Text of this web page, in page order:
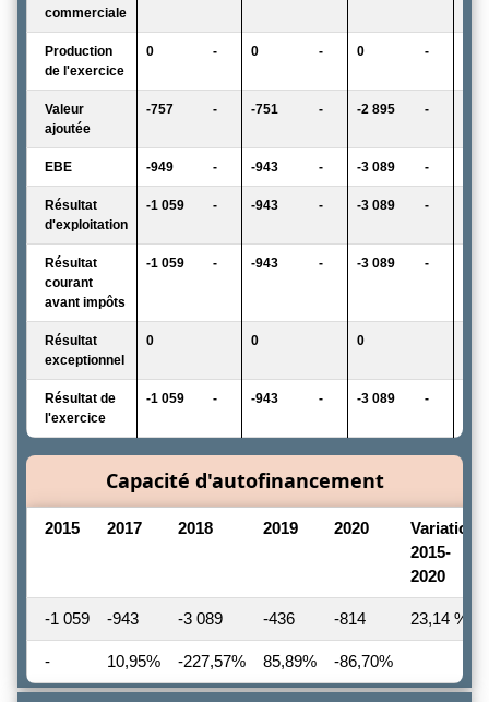
commerciale
Production
de l'exercice
0 - 0 - 0 -
Valeur
ajoutée
-757 - -751 - -2 895 -
EBE -949 - -943 - -3 089 -
Résultat
d'exploitation
-1 059 - -943 - -3 089 -
Résultat
courant
avant impôts
-1 059 - -943 - -3 089 -
Résultat
exceptionnel
0 0 0
Résultat de
l'exercice
-1 059 - -943 - -3 089 -
Capacité d'autofinancement
2015 2017 2018 2019 2020
Variation
2015-
2020
-1 059 -943 -3 089 -436 -814 23,14 %
- 10,95% -227,57% 85,89% -86,70%